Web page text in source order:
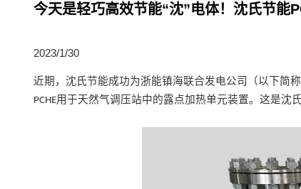
今天是轻巧高效节能“沈”电体！沈氏节能
2023/1/30
近期 ，沈氏节能成功为浙能镇海联合发电公司（以下简称
PCHE用于天然气调压站中的露点加热单元装置。 这是沈